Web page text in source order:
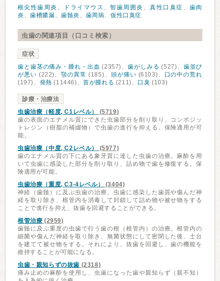
根尖性歯周炎 、 ドライマウス 、智歯周囲炎 、真性口臭症 、 歯肉
炎 、歯槽膿漏、歯髄炎 、 歯周病、仮性口臭症
虫歯の関連項目（口コミ検索）
症状
歯と歯茎の痛み・腫れ・出血 (2357)、歯がしみる (527)、 歯並び
が悪い (222)、顎の異常 (185)、 頭が痛い (6103)、
口の中の荒れ
(197)、 発熱 (11446)、首が腫れる (211)、 口臭 (103)
診療・治療法
虫歯治療（軽度, C1レベル）
(5719)
歯の表面のエナメル質にできた虫歯部分を削り取り、コンポジッ
トレジン（樹脂の補綴物）で虫歯の進行を抑える。保険適用が可
能。
虫歯治療（中度, C2レベル）
(5977)
歯のエナメル質の下にある象牙質に達した虫歯の治療。麻酔を用
いて虫歯に感染した部分を削り取り、詰め物で歯を修復する。保
険適用が可能。
虫歯治療（重度, C3-4レベル）
(3404)
神経（歯髄）に及ぶ虫歯の治療。虫歯に感染した歯質や傷んだ神
経を取り除き、根管内を消毒して封鎖して詰め物や被せ物をする
ことで進行を抑え、抜歯を回避することができる。
根管治療 (2959)
歯髄に及ぶ重度の虫歯で行う歯の根（根管内）の治療。根管内の
細菌や傷んだ神経を取り除き、無菌状態にして密閉した後、土台
を建てて被せ物をする。それにより、抜歯を回避し、歯の機能を
維持することが可能になる。
虫歯・親知らずの抜歯 (2318)
痛み止めの麻酔を使用し、虫歯になった歯や親知らず（親不知）